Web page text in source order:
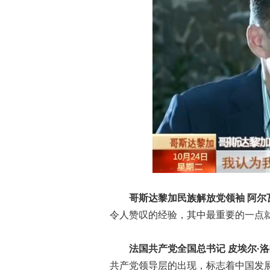
哥斯达黎加民族解放党领袖 阿尔
令人赞叹的经验，其中最重要的一点
法国共产党全国总书记 皮埃尔·
共产党领导层的出现，标志着中国发